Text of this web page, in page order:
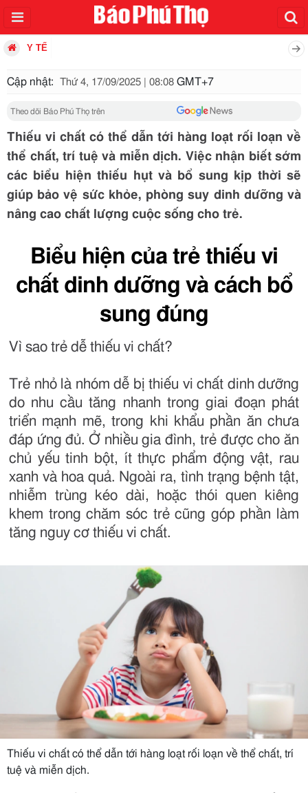
Y TẾ
Cập nhật: Thứ 4, 17/09/2025 | 08:08 GMT+7
Theo dõi Báo Phú Thọ trên
Thiếu vi chất có thể dẫn tới hàng loạt rối loạn về
thể chất, trí tuệ và miễn dịch. Việc nhận biết sớm
các biểu hiện thiếu hụt và bổ sung kịp thời sẽ
giúp bảo vệ sức khỏe, phòng suy dinh dưỡng và
nâng cao chất lượng cuộc sống cho trẻ.
Biểu hiện của trẻ thiếu vi
chất dinh dưỡng và cách bổ
sung đúng
Vì sao trẻ dễ thiếu vi chất?
Trẻ nhỏ là nhóm dễ bị thiếu vi chất dinh dưỡng
do nhu cầu tăng nhanh trong giai đoạn phát
triển mạnh mẽ, trong khi khẩu phần ăn chưa
đáp ứng đủ. Ở nhiều gia đình, trẻ được cho ăn
chủ yếu tinh bột, ít thực phẩm động vật, rau
xanh và hoa quả. Ngoài ra, tình trạng bệnh tật,
nhiễm trùng kéo dài, hoặc thói quen kiêng
khem trong chăm sóc trẻ cũng góp phần làm
tăng nguy cơ thiếu vi chất.
Thiếu vi chất có thể dẫn tới hàng loạt rối loạn về thể chất, trí
tuệ và miễn dịch.